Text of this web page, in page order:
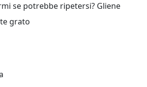
se potrebbe ripetersi? Gliene
grato